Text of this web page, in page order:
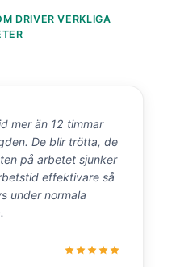
DRIVER VERKLIGA
mer än 12 timmar
De blir trötta, de
på arbetet sjunker
effektivare så
under normala